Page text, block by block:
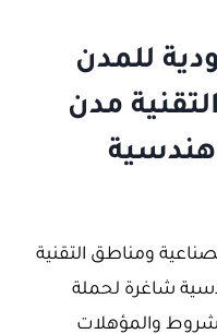
للمدن
مدن
ومناطق التقنية
شاغرة لحملة
والمؤهلات